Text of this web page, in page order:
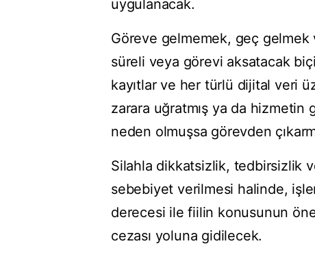
uygulanacak.
Göreve gelmemek, geç
süreli veya görevi aksatacak
kayıtlar ve her türlü dijital veri
zarara uğratmış ya da hizmetin
neden olmuşsa görevden
Silahla dikkatsizlik, tedbirsizlik
sebebiyet verilmesi halinde,
derecesi ile fiilin konusunun
cezası yoluna gidilecek.